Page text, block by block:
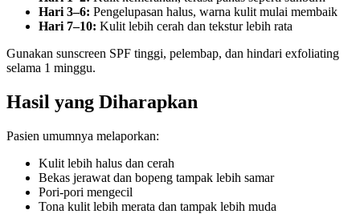
Hari 3–6: Pengelupasan halus, warna kulit mulai membaik
Hari 7–10: Kulit lebih cerah dan tekstur lebih rata
Gunakan sunscreen SPF tinggi, pelembap, dan hindari exfoliating
selama 1 minggu.
Hasil yang Diharapkan
Pasien umumnya melaporkan:
Kulit lebih halus dan cerah
Bekas jerawat dan bopeng tampak lebih samar
Pori-pori mengecil
Tona kulit lebih merata dan tampak lebih muda